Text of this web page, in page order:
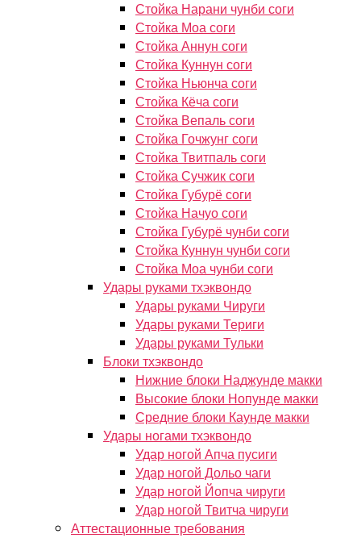
Стойка Нарани чунби соги
Стойка Моа соги
Стойка Аннун соги
Стойка Куннун соги
Стойка Ньюнча соги
Стойка Кёча соги
Стойка Вепаль соги
Стойка Гочжунг соги
Стойка Твитпаль соги
Стойка Сучжик соги
Стойка Губурё соги
Стойка Начуо соги
Стойка Губурё чунби соги
Стойка Куннун чунби соги
Стойка Моа чунби соги
Удары руками тхэквондо
Удары руками Чируги
Удары руками Териги
Удары руками Тульки
Блоки тхэквондо
Нижние блоки Наджунде макки
Высокие блоки Нопунде макки
Средние блоки Каунде макки
Удары ногами тхэквондо
Удар ногой Апча пусиги
Удар ногой Дольо чаги
Удар ногой Йопча чируги
Удар ногой Твитча чируги
Аттестационные требования